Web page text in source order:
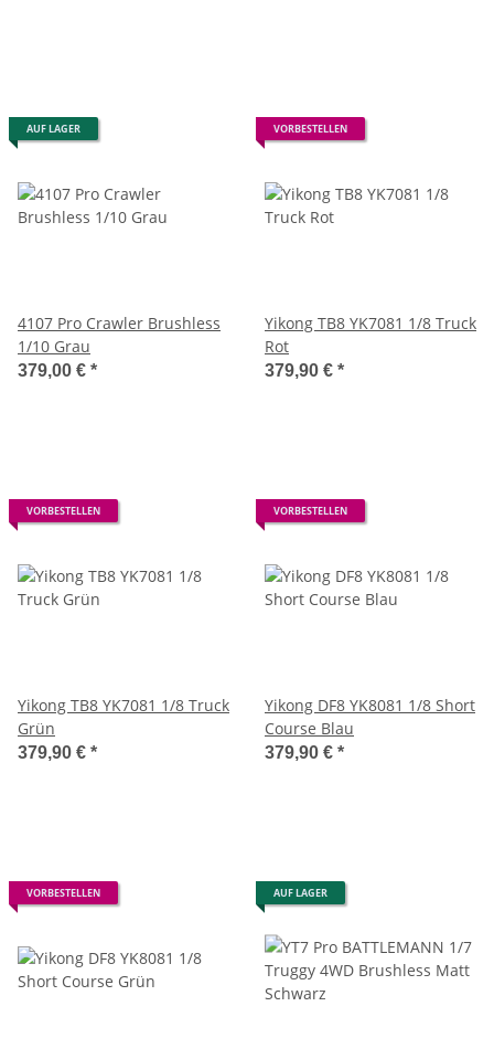
AUF LAGER
4107 Pro Crawler Brushless
1/10 Grau
379,00 € *
VORBESTELLEN
Yikong TB8 YK7081 1/8 Truck
Rot
379,90 € *
VORBESTELLEN
Yikong TB8 YK7081 1/8 Truck
Grün
379,90 € *
VORBESTELLEN
Yikong DF8 YK8081 1/8 Short
Course Blau
379,90 € *
VORBESTELLEN AUF LAGER